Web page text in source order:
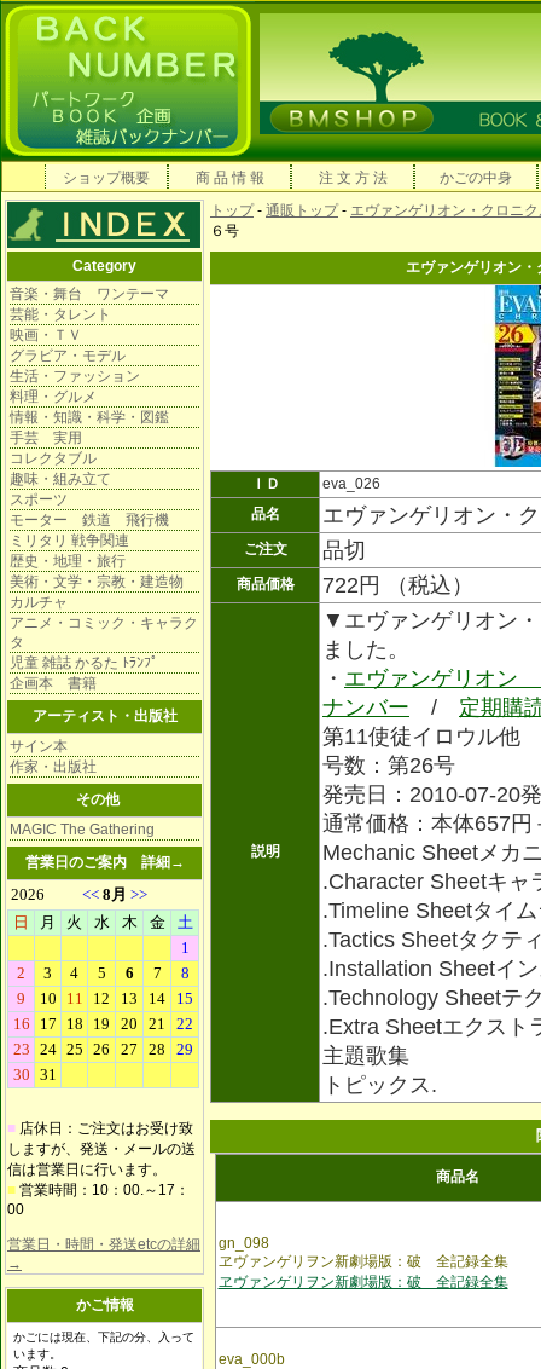
ショップ概要 商 品 情 報 注 文 方 法 かごの中身
Category
音楽・舞台 ワンテーマ
芸能・タレント
映画・ＴＶ
グラビア・モデル
生活・ファッション
料理・グルメ
情報・知識・科学・図鑑
手芸 実用
コレクタブル
趣味・組み立て
スポーツ
モーター 鉄道 飛行機
ミリタリ 戦争関連
歴史・地理・旅行
美術・文学・宗教・建造物
カルチャ
アニメ・コミック・キャラク
タ
児童 雑誌 かるた ﾄﾗﾝﾌﾟ
企画本 書籍
アーティスト・出版社
サイン本
作家・出版社
その他
MAGIC The Gathering
営業日のご案内 詳細→
■ 店休日：ご注文はお受け致
しますが、発送・メールの送
信は営業日に行います。
■ 営業時間：10：00.～17：
00
営業日・時間・発送etcの詳細
→
かご情報
かごには現在、下記の分、入って
います。
トップ- 通販トップ- エヴァンゲリオン・クロニ
６号
エヴァンゲリオン
ＩＤ
eva_026
品名
エヴァンゲリオン
ご注文 品切
商品価格 722円 （税込）
説明
▼エヴァンゲリオン
ました。
・ エヴァンゲリオン
ナンバー / 定期購
第11使徒イロウル他
号数：第26号
発売日：2010-07-20
通常価格：本体657円
Mechanic Sheetメカ
.Character Sheetキャ
.Timeline Sheetタイ
.Tactics Sheetタクテ
.Installation Sheetイ
.Technology Sheetテ
.Extra Sheetエクスト
主題歌集
トピックス.
商品名
gn_098
ヱヴァンゲリヲン新劇場版：破 全記録全集
ヱヴァンゲリヲン新劇場版：破 全記録全集
eva_000b